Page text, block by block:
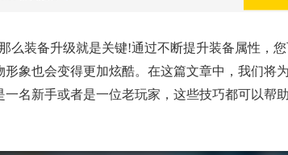
么装备升级就是关键!通过不断提升装备属性，
象也会变得更加炫酷。在这篇文章中，我们将
名新手或者是一位老玩家，这些技巧都可以帮